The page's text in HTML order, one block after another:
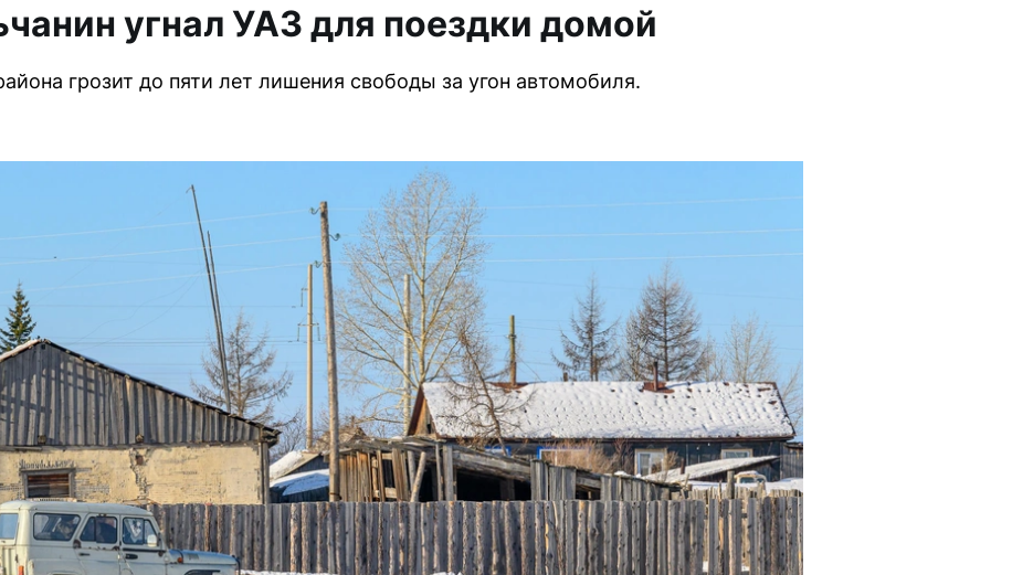
угнал УАЗ для поездки домой
грозит до пяти лет лишения свободы за угон автомобиля.